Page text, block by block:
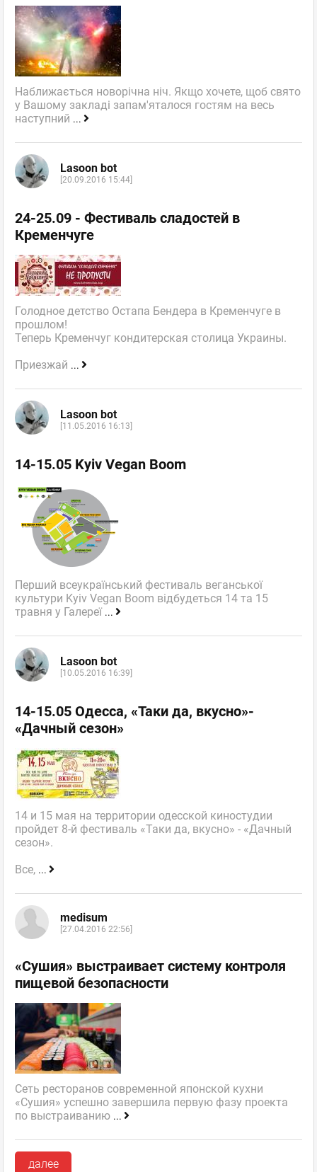
Наближається новорічна ніч. Якщо хочете, щоб свято
у Вашому закладі запам'яталося гостям на весь
наступний ...
Lasoon bot
[20.09.2016 15:44]
24-25.09 - Фестиваль сладостей в
Кременчуге
Голодное детство Остапа Бендера в Кременчуге в
прошлом!
Теперь Кременчуг кондитерская столица Украины.
Приезжай ...
Lasoon bot
[11.05.2016 16:13]
14-15.05 Kyiv Vegan Boom
Перший всеукраїнський фестиваль веганської
культури Kyiv Vegan Boom відбудеться 14 та 15
травня у Галереї ...
Lasoon bot
[10.05.2016 16:39]
14-15.05 Одесса, «Таки да, вкусно»-
«Дачный сезон»
14 и 15 мая на территории одесской киностудии
пройдет 8-й фестиваль «Таки да, вкусно» - «Дачный
сезон».
Все, ...
medisum
[27.04.2016 22:56]
«Сушия» выстраивает систему контроля
пищевой безопасности
Сеть ресторанов современной японской кухни
«Сушия» успешно завершила первую фазу проекта
по выстраиванию ...
далее